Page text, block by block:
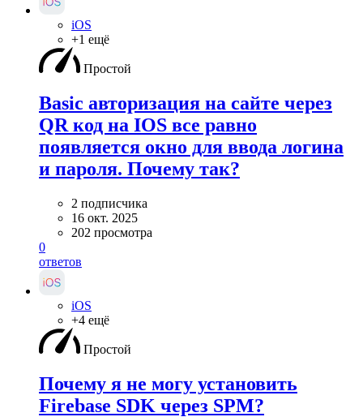
iOS
+1 ещё
Простой
Basic авторизация на сайте через
QR код на IOS все равно
появляется окно для ввода логина
и пароля. Почему так?
2 подписчика
16 окт. 2025
202 просмотра
0
ответов
iOS
+4 ещё
Простой
Почему я не могу установить
Firebase SDK через SPM?